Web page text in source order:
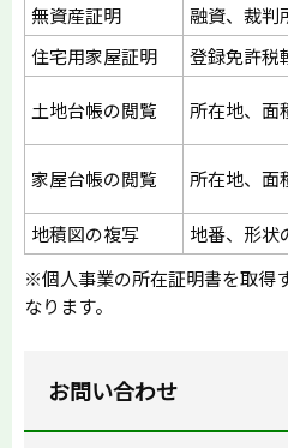
無資産証明
融資、裁判
住宅用家屋証明
登録免許税
土地台帳の閲覧 所在地、面
家屋台帳の閲覧 所在地、面
地積図の複写
地番、形状
※個人事業の所在証明書を取得
なります。
お問い合わせ